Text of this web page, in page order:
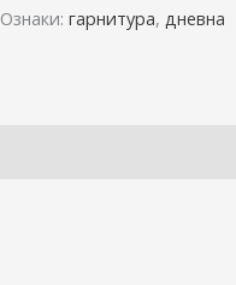
Ознаки: гарнитура, дневна